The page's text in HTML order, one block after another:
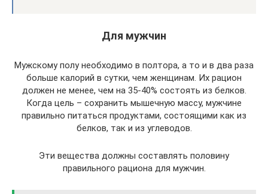
Для мужчин
Мужскому полу необходимо в полтора, а то и в два раза
больше калорий в сутки, чем женщинам. Их рацион
должен не менее, чем на 35-40% состоять из белков.
Когда цель – сохранить мышечную массу, мужчине
правильно питаться продуктами, состоящими как из
белков, так и из углеводов.
Эти вещества должны составлять половину
правильного рациона для мужчин.